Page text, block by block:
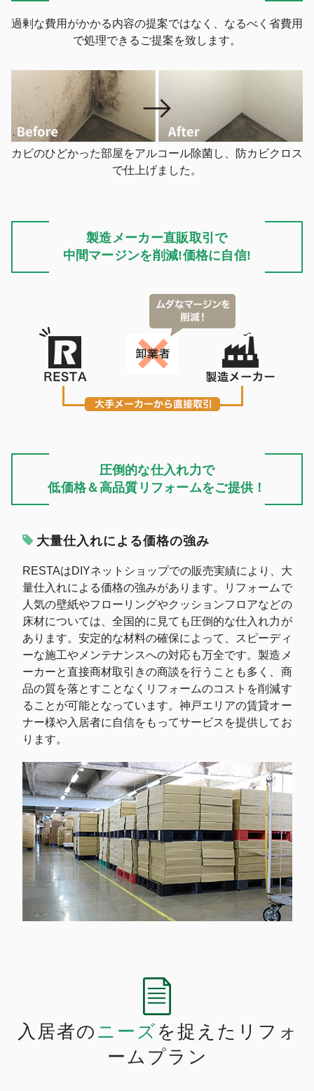
過剰な費用がかかる内容の提案ではなく、なるべく省費用
で処理できるご提案を致します。
カビのひどかった部屋をアルコール除菌し、防カビクロス
で仕上げました。
製造メーカー直販取引で
中間マージンを削減!価格に自信!
圧倒的な仕入れ力で
低価格＆高品質リフォームをご提供！
大量仕入れによる価格の強み
RESTAはDIYネットショップでの販売実績により、大
量仕入れによる価格の強みがあります。リフォームで
人気の壁紙やフローリングやクッションフロアなどの
床材については、全国的に見ても圧倒的な仕入れ力が
あります。安定的な材料の確保によって、スピーディ
ーな施工やメンテナンスへの対応も万全です。製造メ
ーカーと直接商材取引きの商談を行うことも多く、商
品の質を落とすことなくリフォームのコストを削減す
ることが可能となっています。神戸エリアの賃貸オー
ナー様や入居者に自信をもってサービスを提供してお
ります。
入居者の ニーズ を捉えたリフォ
ームプラン